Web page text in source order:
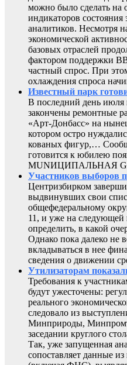
можно было сделать
индикаторов
аналитиков. Несмотря
экономической
базовых отраслей
фактором поддержки
частный спрос. При
охлаждения спроса
Известный парк
В последний день
закончены ремонтные
«Арт-Донбасс» на
котором остро
кованых фигур,…
готовится к юбилею
MUNИЦИПАЛЬНАЯ
Участников выборов
Центризбирком
выдвинувших свои
общефедеральному
11, и уже на следующей
определить, в какой
Однако пока далеко не
вкладываться в нее
сведения о движении
Утилизаторам
Требования к
будут ужесточены:
реального
следовало из
Минприроды,
заседании круглого
Так, уже запущенная
сопоставляет данные